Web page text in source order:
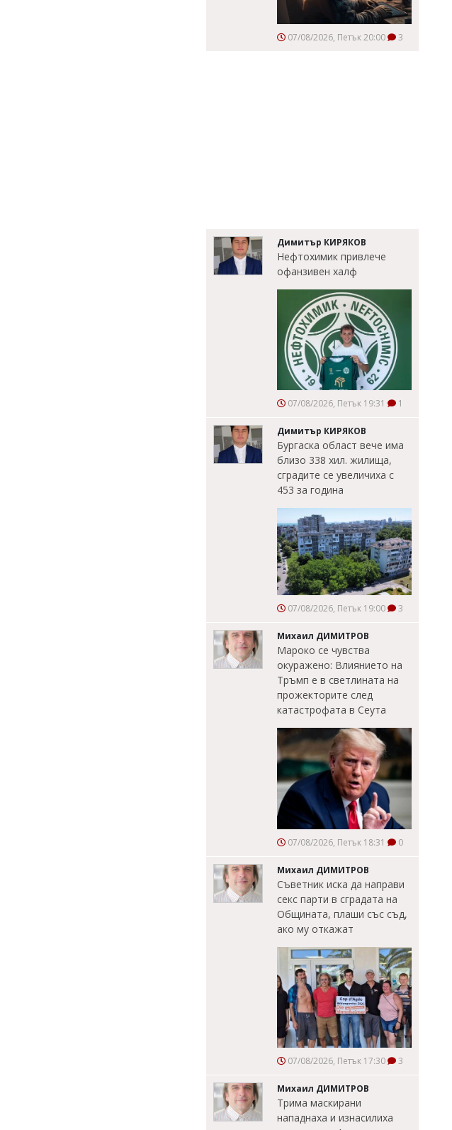
07/08/2026, Петък 20:00 3
Димитър КИРЯКОВ
Нефтохимик привлече
офанзивен халф
07/08/2026, Петък 19:31 1
Димитър КИРЯКОВ
Бургаска област вече има
близо 338 хил. жилища,
сградите се увеличиха с
453 за година
07/08/2026, Петък 19:00 3
Михаил ДИМИТРОВ
Мароко се чувства
окуражено: Влиянието на
Тръмп е в светлината на
прожекторите след
катастрофата в Сеута
07/08/2026, Петък 18:31 0
Михаил ДИМИТРОВ
Съветник иска да направи
секс парти в сградата на
Общината, плаши със съд,
ако му откажат
07/08/2026, Петък 17:30 3
Михаил ДИМИТРОВ
Трима маскирани
нападнаха и изнасилиха